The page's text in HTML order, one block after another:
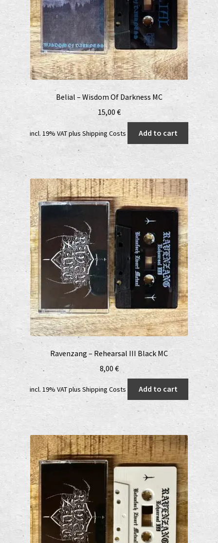
Belial – Wisdom Of Darkness MC
15,00 €
incl. 19% VATplus Shipping Costs Add to cart
Ravenzang – Rehearsal III Black MC
8,00 €
incl. 19% VATplus Shipping Costs Add to cart